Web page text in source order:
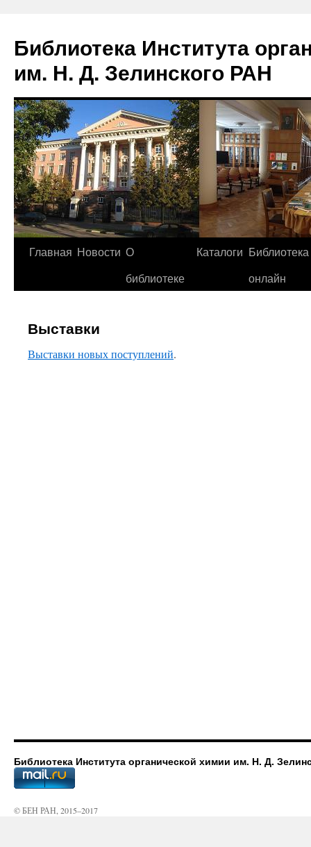
Библиотека Института
им. Н. Д. Зелинского РАН
Перейти
Главная Новости О
библиотеке
Каталоги Библиотека
онлайн
Выставки
Выставки новых поступлений.
Библиотека Института органической химии им. Н. Д.
© БЕН РАН, 2015–2017